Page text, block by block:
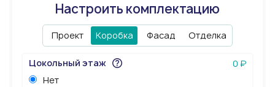
Настроить комплектацию
Проект Коробка Фасад Отделка
Цокольный этаж
0 ₽
Нет